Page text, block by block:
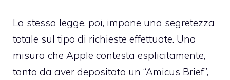
La stessa legge, poi, impone una segretezza
totale sul tipo di richieste effettuate. Una
misura che Apple contesta esplicitamente,
tanto da aver depositato un “Amicus Brief”,